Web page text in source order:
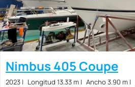
Nimbus 405 Coupe
2023 Longitud 13.33 m Ancho 3.90 m